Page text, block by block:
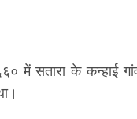
में सतारा के कन्हाई